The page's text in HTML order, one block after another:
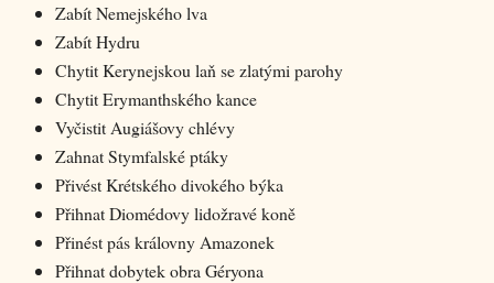
Zabít Nemejského lva
Zabít Hydru
Chytit Kerynejskou laň se zlatými parohy
Chytit Erymanthského kance
Vyčistit Augiášovy chlévy
Zahnat Stymfalské ptáky
Přivést Krétského divokého býka
Přihnat Diomédovy lidožravé koně
Přinést pás královny Amazonek
Přihnat dobytek obra Géryona